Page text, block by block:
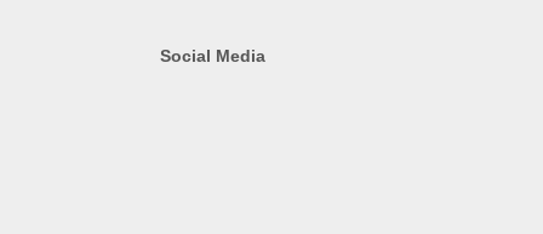
Social Media